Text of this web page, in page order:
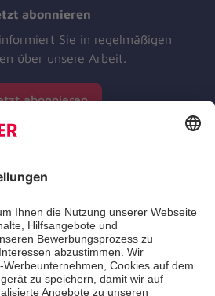
abonnieren
Sie in regelmäßigen
über unsere Arbeit.
abonnieren
Johanniter-Unfall-Hilfe e.V.
führt das Spendenzertifikat
Spendenrats e.V.